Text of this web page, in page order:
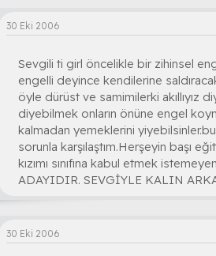
30 Eki 2006
Sevgili ti girl öncelikle bir zihinsel
engelli deyince kendilerine
öyle dürüst ve samimilerki akıllıyız
diyebilmek onların önüne engel
kalmadan yemeklerini
sorunla karşılaştım.Herşeyin başı
kızımı sınıfına kabul etmek
ADAYIDIR. SEVGİYLE KALIN
30 Eki 2006